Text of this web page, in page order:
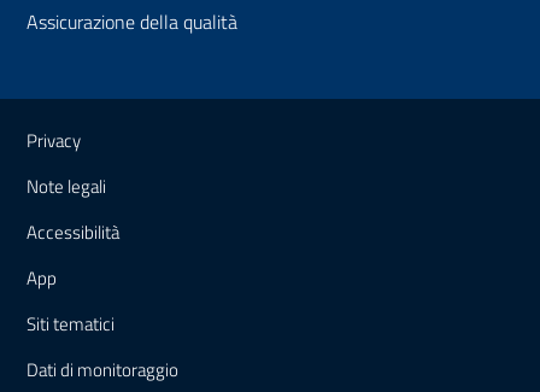
Assicurazione della qualità
Link e informazioni utili
Privacy
Note legali
Accessibilità
App
Siti tematici
Dati di monitoraggio